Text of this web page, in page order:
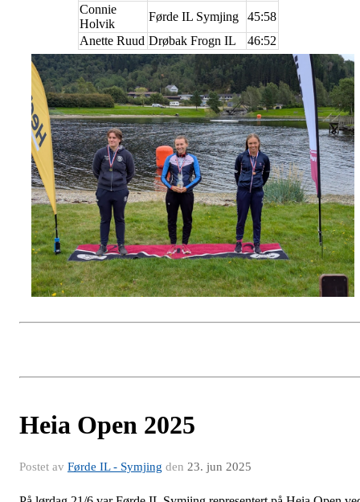
Connie
Holvik
Førde IL Symjing
45:58
Anette Ruud Drøbak Frogn IL 46:52
Heia Open 2025
Postet av Førde IL - Symjing den 23. jun 2025